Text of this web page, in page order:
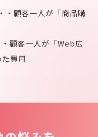
・顧客一人が「商品購
顧客一人が「Web広
費用